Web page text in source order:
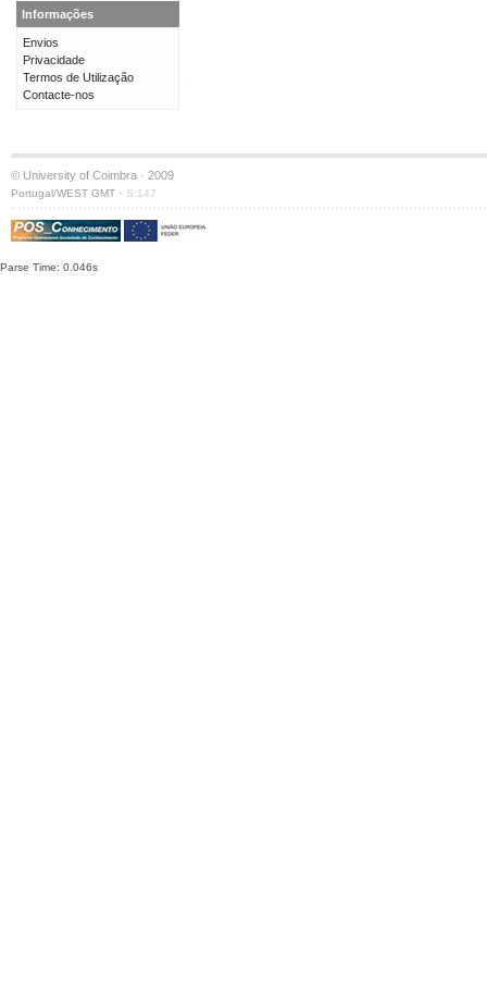
Informações
Envios
Privacidade
Termos de Utilização
Contacte-nos
© University of Coimbra · 2009
Portugal/WEST GMT · S:147
Parse Time: 0.046s